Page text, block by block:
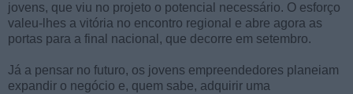
jovens, que viu no projeto o potencial necessário. O esforço
valeu-lhes a vitória no encontro regional e abre agora as
portas para a final nacional, que decorre em setembro.
Já a pensar no futuro, os jovens empreendedores planeiam
expandir o negócio e, quem sabe, adquirir uma